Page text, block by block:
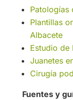
Patologías
Plantillas
Albacete
Estudio de
Juanetes
Cirugía
Fuentes y